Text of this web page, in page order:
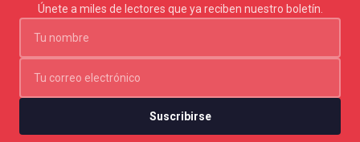
Únete a miles de lectores que ya reciben nuestro boletín.
Suscribirse